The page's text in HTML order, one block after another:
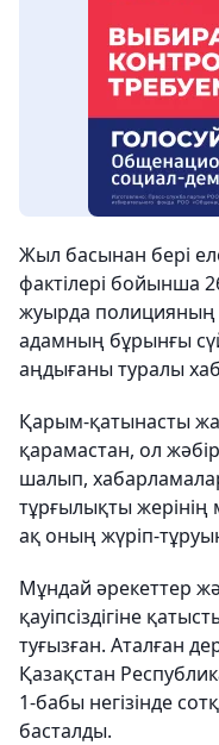
Жыл басынан бері
фактілері бойынша
жуырда полицияның
адамның бұрынғы
аңдығаны туралы
Қарым-қатынасты
қарамастан, ол
шалып,
тұрғылықты жерінің
ақ оның жүріп-
Мұндай әрекеттер
қауіпсіздігіне
туғызған. Аталған
Қазақстан
1-бабы негізінде
басталды.